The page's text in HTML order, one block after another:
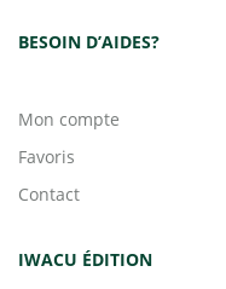
BESOIN D’AIDES?
Mon compte
Favoris
Contact
IWACU ÉDITION